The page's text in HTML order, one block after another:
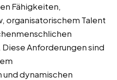
Fähigkeiten,
organisatorischem Talent
Anforderungen sind
dynamischen